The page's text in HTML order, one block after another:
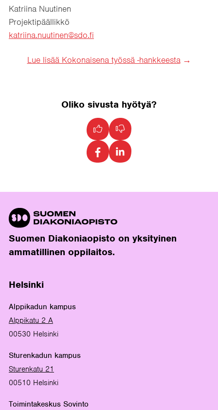
Katriina Nuutinen
Projektipäällikkö
katriina.nuutinen@sdo.fi
Lue lisää Kokonaisena työssä -hankkeesta
Oliko sivusta hyötyä?
Suomen Diakoniaopisto on yksityinen
ammatillinen oppilaitos.
Helsinki
Alppikadun kampus
Alppikatu 2 A
00530 Helsinki
Sturenkadun kampus
Sturenkatu 21
00510 Helsinki
Toimintakeskus Sovinto